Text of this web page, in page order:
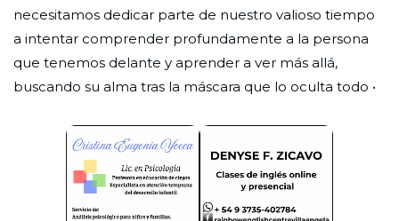
necesitamos dedicar parte de nuestro valioso tiempo
a intentar comprender profundamente a la persona
que tenemos delante y aprender a ver más allá,
buscando su alma tras la máscara que lo oculta todo •